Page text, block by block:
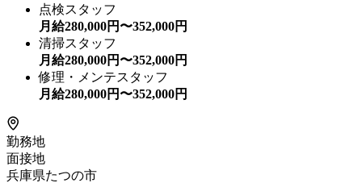
点検スタッフ
月給280,000円〜352,000円
清掃スタッフ
月給280,000円〜352,000円
修理・メンテスタッフ
月給280,000円〜352,000円
勤務地
面接地
兵庫県たつの市